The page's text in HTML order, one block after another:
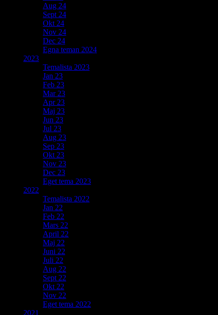
Aug 24
Sept 24
Okt 24
Nov 24
Dec 24
Egna teman 2024
2023
Temalista 2023
Jan 23
Feb 23
Mar 23
Apr 23
Maj 23
Jun 23
Jul 23
Aug 23
Sep 23
Okt 23
Nov 23
Dec 23
Eget tema 2023
2022
Temalista 2022
Jan 22
Feb 22
Mars 22
April 22
Maj 22
Juni 22
Juli 22
Aug 22
Sept 22
Okt 22
Nov 22
Eget tema 2022
2021